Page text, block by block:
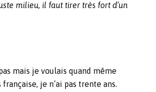
milieu, il faut tirer très fort d’un
mais je voulais quand même
française, je n’ai pas trente ans.